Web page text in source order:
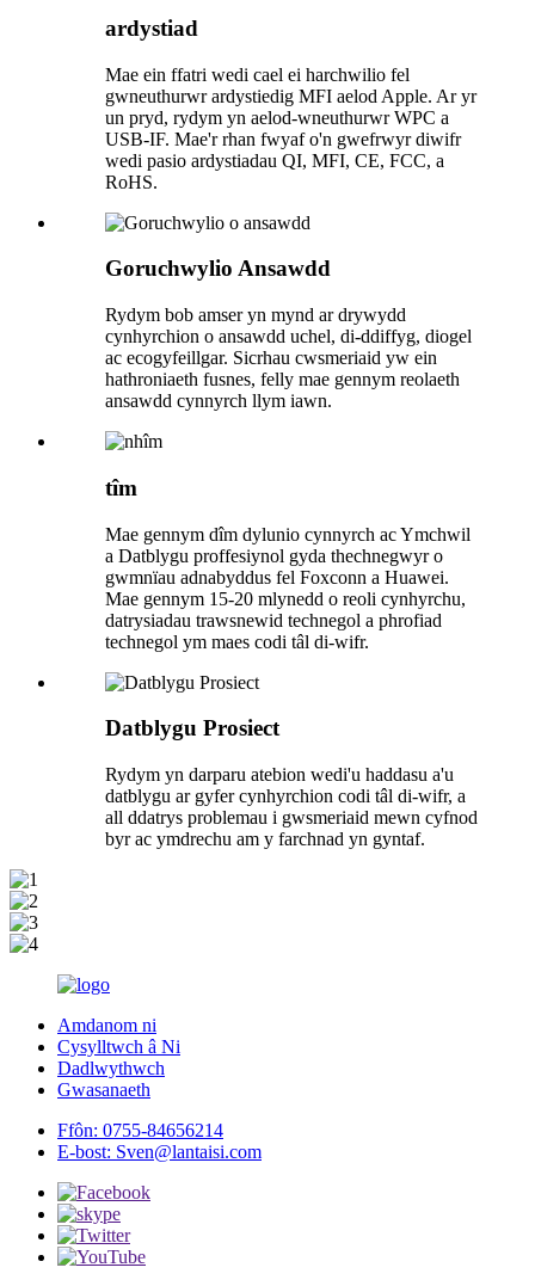
ardystiad
Mae ein ffatri wedi cael ei harchwilio fel
gwneuthurwr ardystiedig MFI aelod Apple. Ar yr
un pryd, rydym yn aelod-wneuthurwr WPC a
USB-IF. Mae'r rhan fwyaf o'n gwefrwyr diwifr
wedi pasio ardystiadau QI, MFI, CE, FCC, a
RoHS.
Goruchwylio Ansawdd
Rydym bob amser yn mynd ar drywydd
cynhyrchion o ansawdd uchel, di-ddiffyg, diogel
ac ecogyfeillgar. Sicrhau cwsmeriaid yw ein
hathroniaeth fusnes, felly mae gennym reolaeth
ansawdd cynnyrch llym iawn.
tîm
Mae gennym dîm dylunio cynnyrch ac Ymchwil
a Datblygu proffesiynol gyda thechnegwyr o
gwmnïau adnabyddus fel Foxconn a Huawei.
Mae gennym 15-20 mlynedd o reoli cynhyrchu,
datrysiadau trawsnewid technegol a phrofiad
technegol ym maes codi tâl di-wifr.
Datblygu Prosiect
Rydym yn darparu atebion wedi'u haddasu a'u
datblygu ar gyfer cynhyrchion codi tâl di-wifr, a
all ddatrys problemau i gwsmeriaid mewn cyfnod
byr ac ymdrechu am y farchnad yn gyntaf.
Amdanom ni
Cysylltwch â Ni
Dadlwythwch
Gwasanaeth
Ffôn: 0755-84656214
E-bost: Sven@lantaisi.com